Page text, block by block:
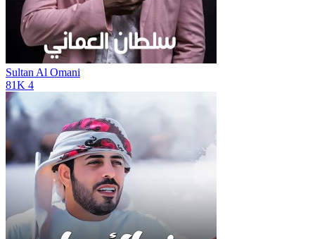
Sultan Al Omani
81K 4